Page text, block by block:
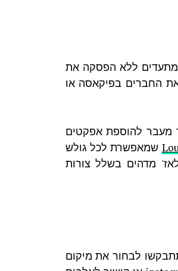
מתעדים ללא הפסקה את
את החברים בפיקאסה או
מעבר להוספת אפקטים
שמאפשרת לכל גולש
מדהים בשלל צורות
לבחור את מיקום